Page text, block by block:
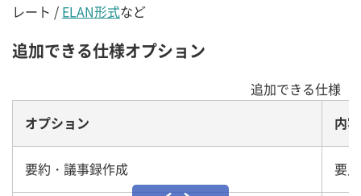
レート / ELAN形式など
追加できる仕様オプション
追加できる仕様（
オプション 内容
要約・議事録作成 要